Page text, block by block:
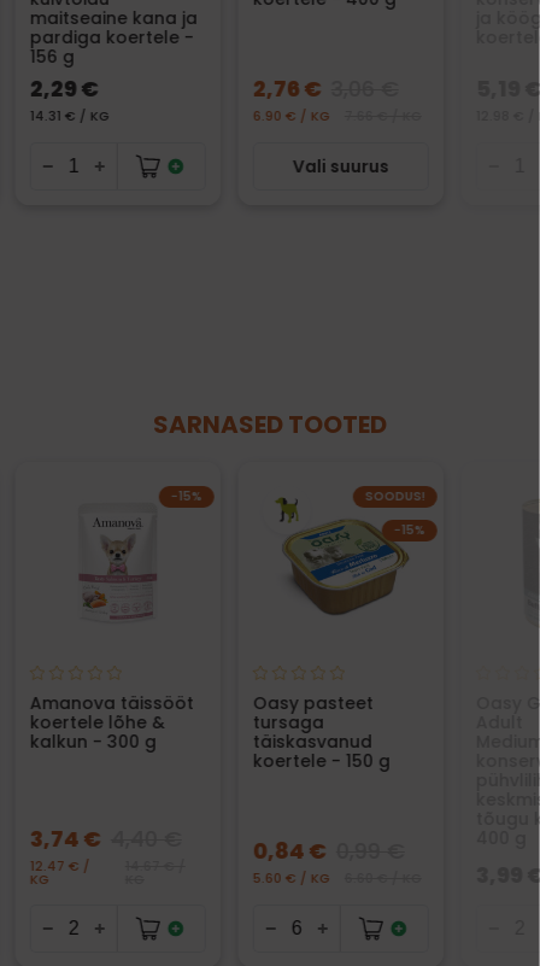
maitseaine kana ja
pardiga koertele -
156 g
2,29 €
14.31 € / KG
2,76 €
6.90 € / KG
Vali suurus
ja
5,19
SARNASED TOOTED
−15%
Amanova täissööt
koertele lõhe &
kalkun - 300 g
3,74 €
12.47 € /
KG
SOODUS!
−15%
Oasy pasteet
tursaga
täiskasvanud
koertele - 150 g
0,84 €
5.60 € / KG
Oasy
3,99